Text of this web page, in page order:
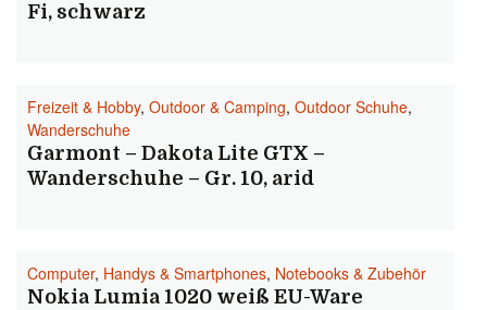
Fi, schwarz
Freizeit & Hobby, Outdoor & Camping, Outdoor Schuhe,
Wanderschuhe
Garmont – Dakota Lite GTX –
Wanderschuhe – Gr. 10, arid
Computer, Handys & Smartphones, Notebooks & Zubehör
Nokia Lumia 1020 weiß EU-Ware